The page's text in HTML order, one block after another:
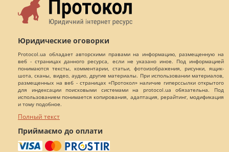
Юридические оговорки
Protocol.ua обладает авторскими правами на информацию, размещенную на
веб - страницах данного ресурса, если не указано иное. Под информацией
понимаются тексты, комментарии, статьи, фотоизображения, рисунки, ящик-
шота, сканы, видео, аудио, другие материалы. При использовании материалов,
размещенных на веб - страницах «Протокол» наличие гиперссылки открытого
для индексации поисковыми системами на protocol.ua обязательна. Под
использованием понимается копирования, адаптация, рерайтинг, модификация
и тому подобное.
Полный текст
Приймаємо до оплати